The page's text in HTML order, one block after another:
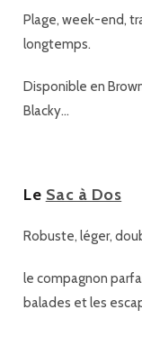
Plage, week-end,
longtemps.
Disponible en
Blacky…
Le Sac à Dos
Robuste, léger,
le compagnon
balades et les